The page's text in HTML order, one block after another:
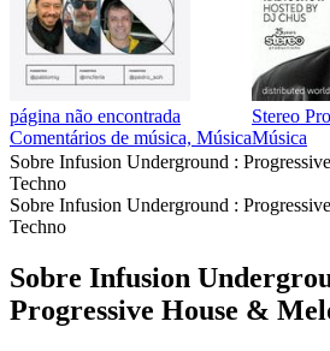
página não encontrada
Comentários de música, Música
Stereo
Música
Sobre Infusion Underground :
Techno
Sobre Infusion Underground :
Techno
Sobre Infusion
Progressive House &